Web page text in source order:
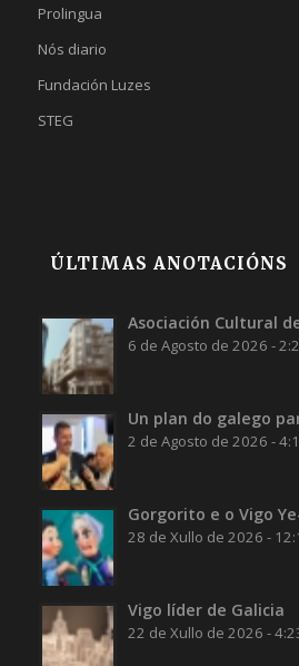
Prolingua
Nós diario
Fundación Luzes
STEG
ÚLTIMAS ANOTACIÓNS
Asociación Cultural
6 de Agosto de 2026 -
Un plan do galego
2 de Agosto de 2026 -
Gorgorito e o Vigo
28 de Xullo de 2026 -
Vigo líder de Galicia
22 de Xullo de 2026 -